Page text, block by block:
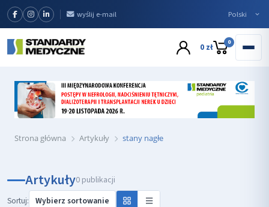
wyślij e-mail
0 zł 0
Strona główna Artykuły stany nagłe
Artykuły0 publikacji
Sortuj: